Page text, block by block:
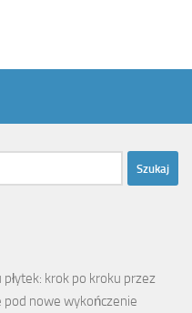
krok po kroku przez
nowe wykończenie